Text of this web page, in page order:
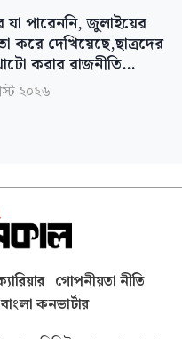
যা পারেননি, জুলাইয়ের
করে দেখিয়েছে,ছাত্রদের
করার রাজনীতি
তাজনূভা
২০২৬
গোপনীয়তা নীতি
বাংলা কনভার্টার